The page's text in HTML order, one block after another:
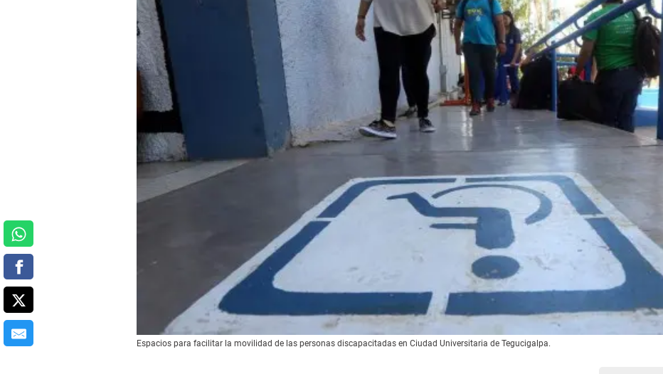
Espacios para facilitar la movilidad de las personas discapacitadas en Ciudad Universitaria de Tegucigalpa.